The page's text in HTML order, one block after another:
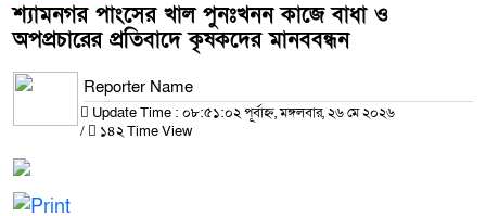
শ্যামনগর পাংসের খাল পুনঃখনন কাজে বাধা ও
অপপ্রচারের প্রতিবাদে কৃষকদের মানববন্ধন
Reporter Name
Update Time : ০৮:৫১:০২ পূর্বাহ্ন, মঙ্গলবার, ২৬ মে ২০২৬
/
১৪২ Time View